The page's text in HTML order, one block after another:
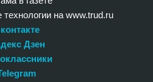
на www.trud.ru
Дзен